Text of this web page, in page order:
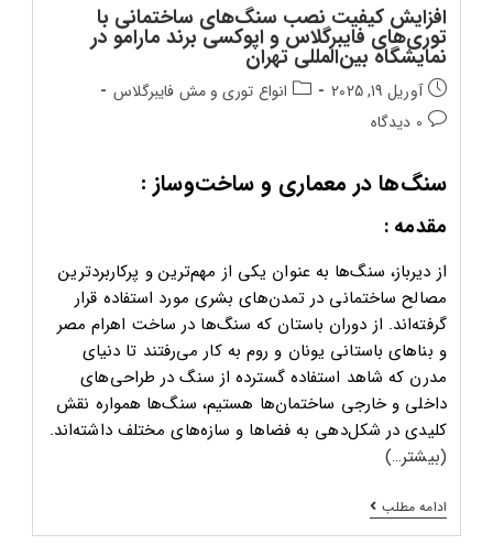
افزایش کیفیت نصب سنگ‌های ساختمانی با
توری‌های فایبرگلاس و اپوکسی برند مارامو در
نمایشگاه بین‌المللی تهران
تاریخ
انتشار
پست:
آوریل 19, 2025
دسته‌بندی
انواع توری و مش فایبرگلاس
دیدگاه‌های
0 دیدگاه
سنگ‌ها در معماری و ساخت‌وساز :
مقدمه :
از دیرباز، سنگ‌ها به عنوان یکی از مهم‌ترین و پرکاربردترین
مصالح ساختمانی در تمدن‌های بشری مورد استفاده قرار
گرفته‌اند. از دوران باستان که سنگ‌ها در ساخت اهرام مصر
و بناهای باستانی یونان و روم به کار می‌رفتند تا دنیای
مدرن که شاهد استفاده گسترده از سنگ در طراحی‌های
داخلی و خارجی ساختمان‌ها هستیم، سنگ‌ها همواره نقش
کلیدی در شکل‌دهی به فضاها و سازه‌های مختلف داشته‌اند.
(بیشتر…)
ادامه مطلبافزایش
کیفیت
نصب